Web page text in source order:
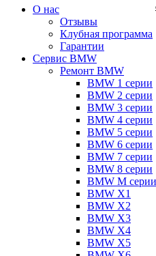
О нас
Отзывы
Клубная программа
Гарантии
Сервис BMW
Ремонт BMW
BMW 1 серии
BMW 2 серии
BMW 3 серии
BMW 4 серии
BMW 5 серии
BMW 6 серии
BMW 7 серии
BMW 8 серии
BMW M серии
BMW X1
BMW X2
BMW X3
BMW X4
BMW X5